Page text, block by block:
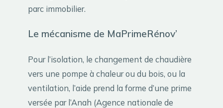
parc immobilier.
Le mécanisme de MaPrimeRénov’
Pour l’isolation, le changement de chaudière
vers une pompe à chaleur ou du bois, ou la
ventilation, l’aide prend la forme d’une prime
versée par l’Anah (Agence nationale de